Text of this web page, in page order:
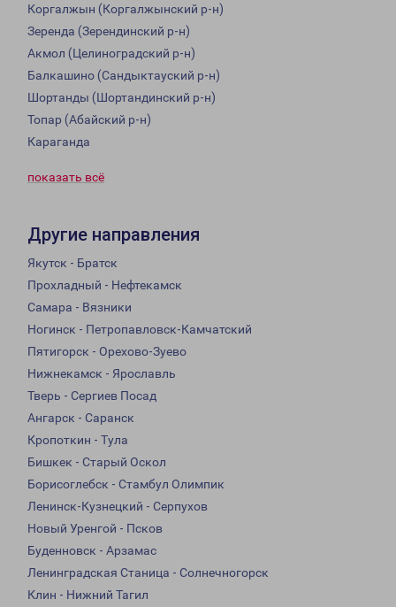
Коргалжын (Коргалжынский р-н)
Зеренда (Зерендинский р-н)
Акмол (Целиноградский р-н)
Балкашино (Сандыктауский р-н)
Шортанды (Шортандинский р-н)
Топар (Абайский р-н)
Караганда
показать всё
Другие направления
Якутск - Братск
Прохладный - Нефтекамск
Самара - Вязники
Ногинск - Петропавловск-Камчатский
Пятигорск - Орехово-Зуево
Нижнекамск - Ярославль
Тверь - Сергиев Посад
Ангарск - Саранск
Кропоткин - Тула
Бишкек - Старый Оскол
Борисоглебск - Стамбул Олимпик
Ленинск-Кузнецкий - Серпухов
Новый Уренгой - Псков
Буденновск - Арзамас
Ленинградская Станица - Солнечногорск
Клин - Нижний Тагил